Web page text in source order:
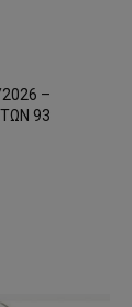
–
93